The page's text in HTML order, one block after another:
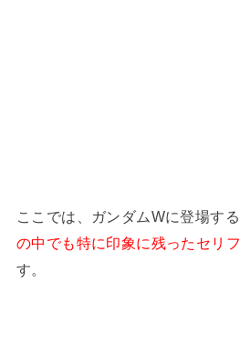
ここでは、ガンダムWに登場する
の中でも特に印象に残ったセリフ
す。